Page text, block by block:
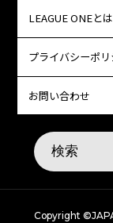
LEAGUE ONEとは
プライバシーポリ
お問い合わせ
Copyright